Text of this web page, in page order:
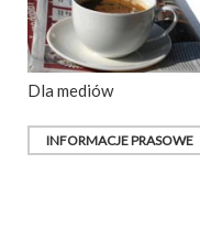
Dla mediów
INFORMACJE PRASOWE